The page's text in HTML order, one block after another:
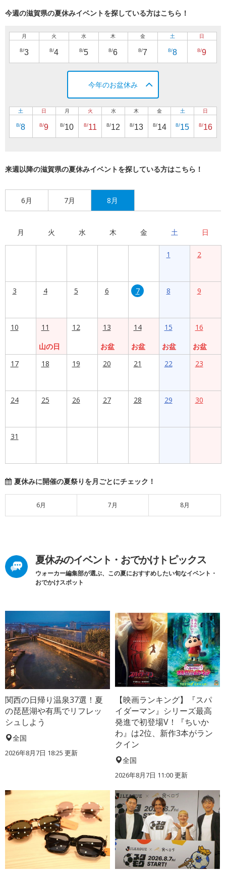
今週の滋賀県の夏休みイベントを探している方はこちら！
月
8/3
火
8/4
水
8/5
木
8/6
金
8/7
土
8/8
日
8/9
今年のお盆休み
土
8/8
日
8/9
月
8/10
火
8/11
水
8/12
木
8/13
金
8/14
土
8/15
日
8/16
来週以降の滋賀県の夏休みイベントを探している方はこちら！
6月 7月 8月
月 火 水 木 金 土 日
1 2
3 4 5 6 7 8 9
10
11
山の日
12
13
お盆
14
お盆
15
お盆
16
お盆
17
18 19 20 21 22 23
24 25 26 27 28 29 30
31
夏休みに開催の夏祭りを月ごとにチェック！
6月 7月 8月
夏休みのイベント・おでかけトピックス
ウォーカー編集部が選ぶ、この夏におすすめしたい旬なイベント・
おでかけスポット
関西の日帰り温泉37選！夏
の琵琶湖や有馬でリフレッ
シュしよう
全国
2026年8月7日 18:25 更新
【映画ランキング】『スパ
イダーマン』シリーズ最高
発進で初登場V！『ちいか
わ』は2位、新作3本がラン
クイン
全国
2026年8月7日 11:00更新